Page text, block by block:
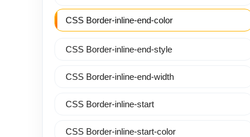
CSS Border-inline-end-color
CSS Border-inline-end-style
CSS Border-inline-end-width
CSS Border-inline-start
CSS Border-inline-start-color